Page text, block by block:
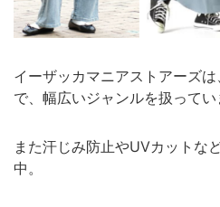
イーザッカマニアストアーズ
で、幅広いジャンルを扱ってい
また汗じみ防止やUVカットな
中。